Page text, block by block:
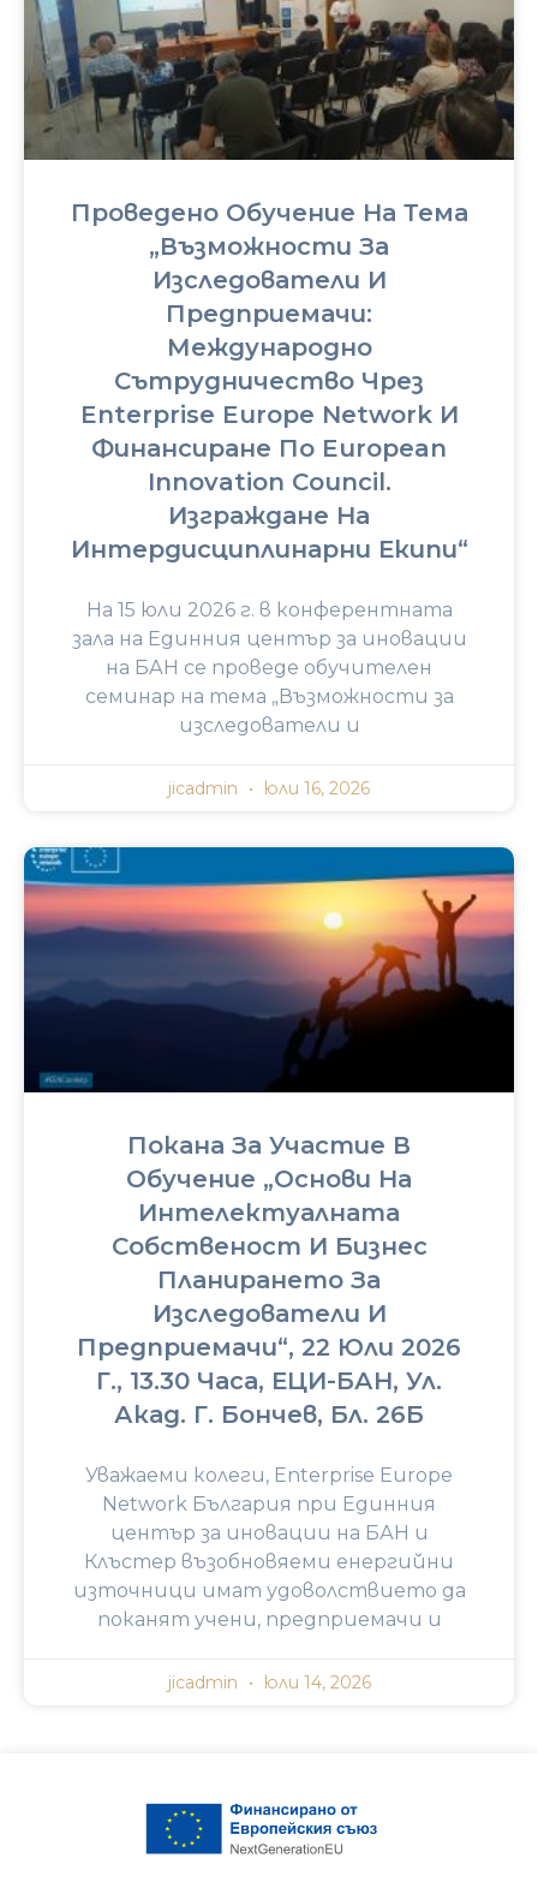
Проведено Обучение На Тема
„Възможности За
Изследователи И
Предприемачи:
Международно
Сътрудничество Чрез
Enterprise Europe Network И
Финансиране По European
Innovation Council.
Изграждане На
Интердисциплинарни Екипи“
На 15 юли 2026 г. в конферентната
зала на Единния център за иновации
на БАН се проведе обучителен
семинар на тема „Възможности за
изследователи и
jicadmin юли 16, 2026
Покана За Участие В
Обучение „Основи На
Интелектуалната
Собственост И Бизнес
Планирането За
Изследователи И
Предприемачи“, 22 Юли 2026
Г., 13.30 Часа, ЕЦИ-БАН, Ул.
Акад. Г. Бончев, Бл. 26Б
Уважаеми колеги, Enterprise Europe
Network България при Единния
център за иновации на БАН и
Клъстер възобновяеми енергийни
източници имат удоволствието да
поканят учени, предприемачи и
jicadmin юли 14, 2026